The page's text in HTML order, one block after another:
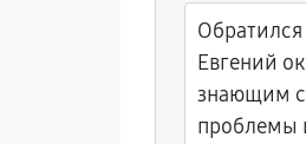
Евгений
знающим
проблемы